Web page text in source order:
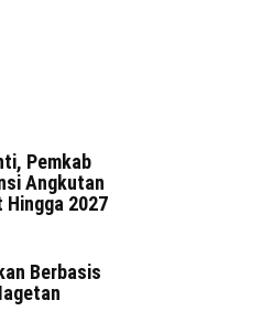
Pemkab
Angkutan
2027
Berbasis